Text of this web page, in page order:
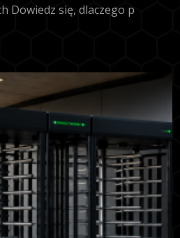
Dowiedz się, dlaczego p